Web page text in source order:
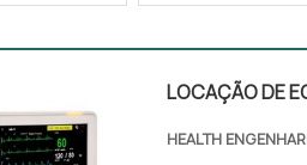
LOCAÇÃO DE
HEALTH